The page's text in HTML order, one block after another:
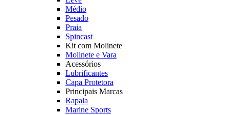
Médio
Pesado
Praia
Spincast
Kit com Molinete
Molinete e Vara
Acessórios
Lubrificantes
Capa Protetora
Principais Marcas
Rapala
Marine Sports